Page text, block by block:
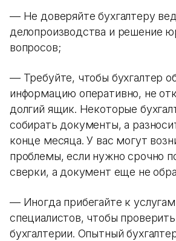
— Не доверяйте бухгалтеру
делопроизводства и решение
вопросов;
— Требуйте, чтобы бухгалтер
информацию оперативно, не
долгий ящик. Некоторые
собирать документы, а
конце месяца. У вас могут
проблемы, если нужно срочно
сверки, а документ еще не
— Иногда прибегайте к
специалистов, чтобы
бухгалтерии. Опытный